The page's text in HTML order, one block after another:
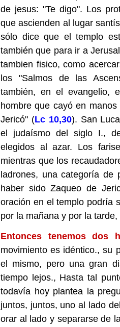
de jesus: "Te digo". Los
que ascienden al lugar
sólo dice que el templo
también que para ir a
tambien fisico, como
los "Salmos de las
también, en el evangelio,
hombre que cayó en
Jericó" (Lc 10,30). San
el judaísmo del siglo I.,
elegidos al azar. Los
mientras que los
ladrones, una categoría de
haber sido Zaqueo de
oración en el templo podría
por la mañana y por la
Entonces tenemos dos
movimiento es idéntico., su
el mismo, pero una gran
tiempo lejos., Hasta tal
todavía hoy plantea la
juntos, juntos, uno al lado
orar al lado y separarse de